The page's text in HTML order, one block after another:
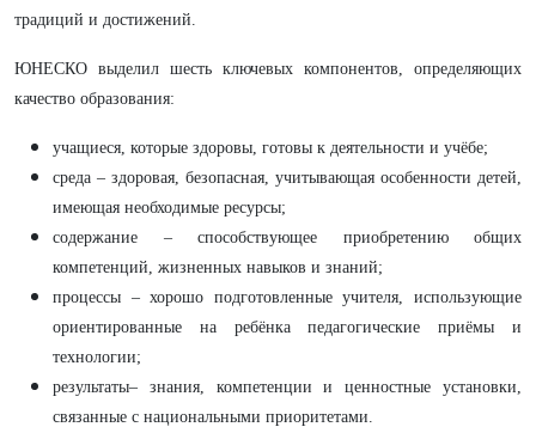
традиций и достижений.
ЮНЕСКО выделил шесть ключевых компонентов, определяющих
качество образования:
учащиеся, которые здоровы, готовы к деятельности и учёбе;
среда – здоровая, безопасная, учитывающая особенности детей,
имеющая необходимые ресурсы;
содержание – способствующее приобретению общих
компетенций, жизненных навыков и знаний;
процессы – хорошо подготовленные учителя, использующие
ориентированные на ребёнка педагогические приёмы и
технологии;
результаты– знания, компетенции и ценностные установки,
связанные с национальными приоритетами.